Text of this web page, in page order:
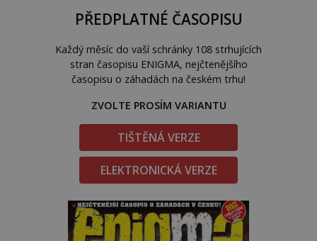
PŘEDPLATNÉ ČASOPISU
Každý měsíc do vaší schránky 108 strhujících
stran časopisu ENIGMA, nejčtenějšího
časopisu o záhadách na českém trhu!
ZVOLTE PROSÍM VARIANTU
TIŠTĚNÁ VERZE
ELEKTRONICKÁ VERZE